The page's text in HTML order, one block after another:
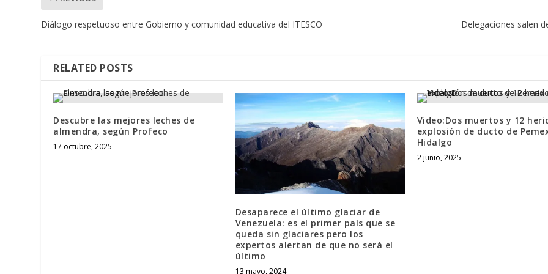
Diálogo respetuoso entre Gobierno y comunidad educativa del ITESCO Delegaciones salen
RELATED POSTS
Descubre las mejores leches de
almendra, según Profeco
17 octubre, 2025
Desaparece el último glaciar de
Venezuela: es el primer país que se
queda sin glaciares pero los
expertos alertan de que no será el
último
13 mayo, 2024
Video:Dos muertos y 12
explosión de ducto de
Hidalgo
2 junio, 2025